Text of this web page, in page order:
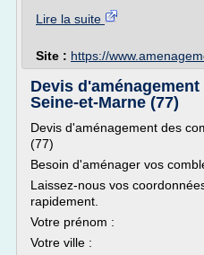
Lire la suite
Site : https://
Devis
Seine-et-Marne (77)
Devis d'aménagement des
(77)
Besoin d'aménager vos
Laissez-nous vos
rapidement.
Votre prénom :
Votre ville :